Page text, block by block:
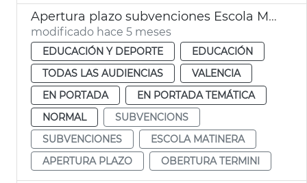
Apertura plazo subvenciones Escola Matinera València
modificado hace 5 meses
EDUCACIÓN Y DEPORTE
EDUCACIÓN
TODAS LAS AUDIENCIAS
VALENCIA
EN PORTADA
EN PORTADA TEMÁTICA
NORMAL
SUBVENCIONS
SUBVENCIONES
ESCOLA MATINERA
APERTURA PLAZO
OBERTURA TERMINI